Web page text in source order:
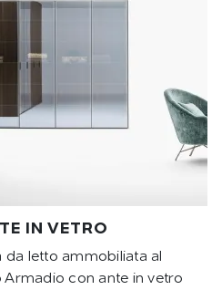
IN VETRO
letto ammobiliata al
con ante in vetro